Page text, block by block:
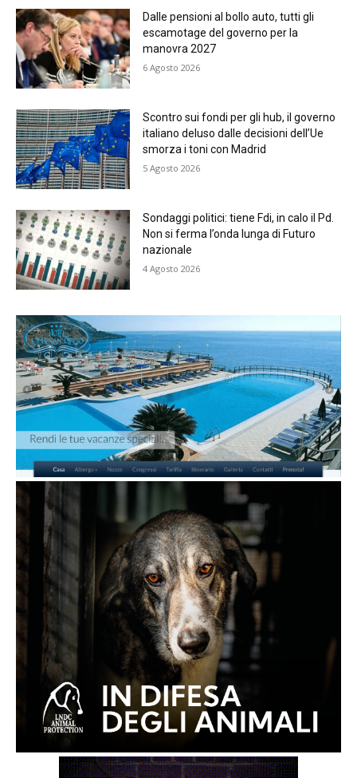
Dalle pensioni al bollo auto, tutti gli
escamotage del governo per la
manovra 2027
6 Agosto 2026
Scontro sui fondi per gli hub, il governo
italiano deluso dalle decisioni dell’Ue
smorza i toni con Madrid
5 Agosto 2026
Sondaggi politici: tiene Fdi, in calo il Pd.
Non si ferma l’onda lunga di Futuro
nazionale
4 Agosto 2026